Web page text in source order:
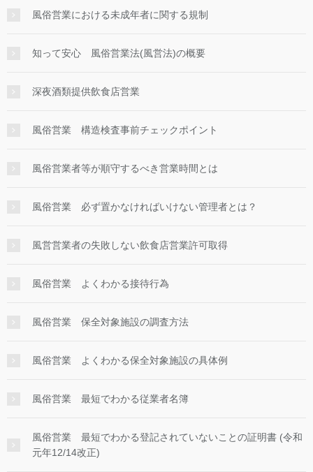
風俗営業における未成年者に関する規制
知って安心 風俗営業法(風営法)の概要
深夜酒類提供飲食店営業
風俗営業 構造検査事前チェックポイント
風俗営業者等が順守するべき営業時間とは
風俗営業 必ず置かなければいけない管理者とは？
風営営業者の失敗しない飲食店営業許可取得
風俗営業 よくわかる接待行為
風俗営業 保全対象施設の調査方法
風俗営業 よくわかる保全対象施設の具体例
風俗営業 最短でわかる従業者名簿
風俗営業 最短でわかる登記されていないことの証明書 (令和
元年12/14改正)